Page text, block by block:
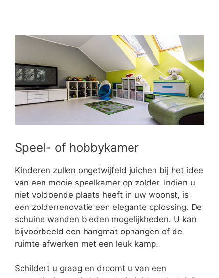
Speel- of hobbykamer
Kinderen zullen ongetwijfeld juichen bij het idee
van een mooie speelkamer op zolder. Indien u
niet voldoende plaats heeft in uw woonst, is
een zolderrenovatie een elegante oplossing. De
schuine wanden bieden mogelijkheden. U kan
bijvoorbeeld een hangmat ophangen of de
ruimte afwerken met een leuk kamp.
Schildert u graag en droomt u van een